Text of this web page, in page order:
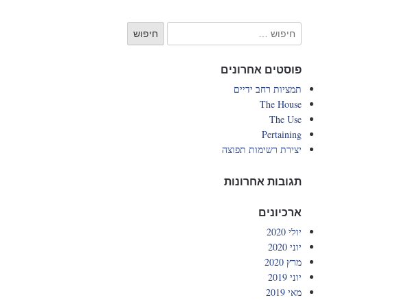
פוסטים אחרונים
תמציות רחב ידיים
The House
The Use
Pertaining
יצירת רשימות תפוצה
תגובות אחרונות
ארכיונים
יולי 2020
יוני 2020
מרץ 2020
יוני 2019
מאי 2019